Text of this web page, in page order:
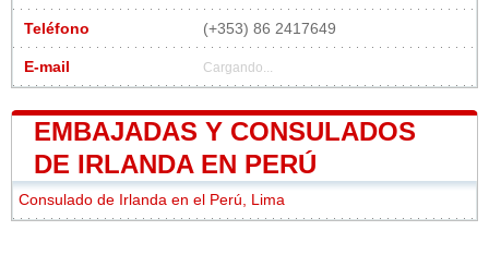
Teléfono (+353) 86 2417649
E-mail Cargando...
EMBAJADAS Y CONSULADOS
DE IRLANDA EN PERÚ
Consulado de Irlanda en el Perú, Lima